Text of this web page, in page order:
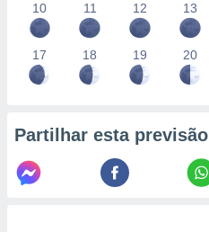
10 11 12 13
17 18 19 20
Partilhar esta previsão